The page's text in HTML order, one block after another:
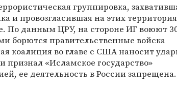
группировка,
и провозгласившая на этих
По данным ЦРУ, на стороне ИГ воюют
борются правительственные войска
коалиция во главе с США наносит
признал «Исламское государство»
ее деятельность в России запрещена.